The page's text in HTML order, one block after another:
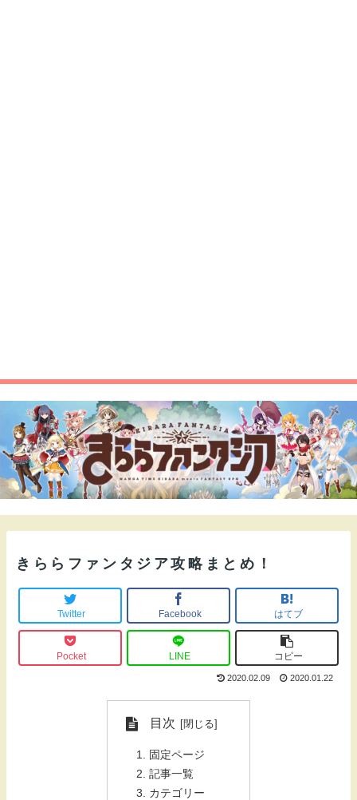
きららファンタジア攻略まとめ！
Twitter Facebook はてブ
Pocket LINE コピー
2020.02.09 2020.01.22
目次
固定ページ
記事一覧
カテゴリー